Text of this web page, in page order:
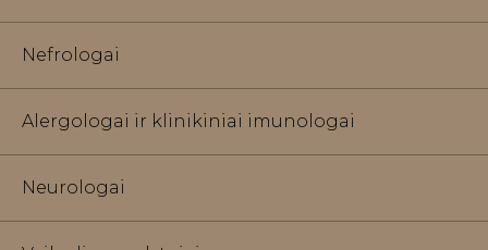
Nefrologai
Alergologai ir klinikiniai imunologai
Neurologai